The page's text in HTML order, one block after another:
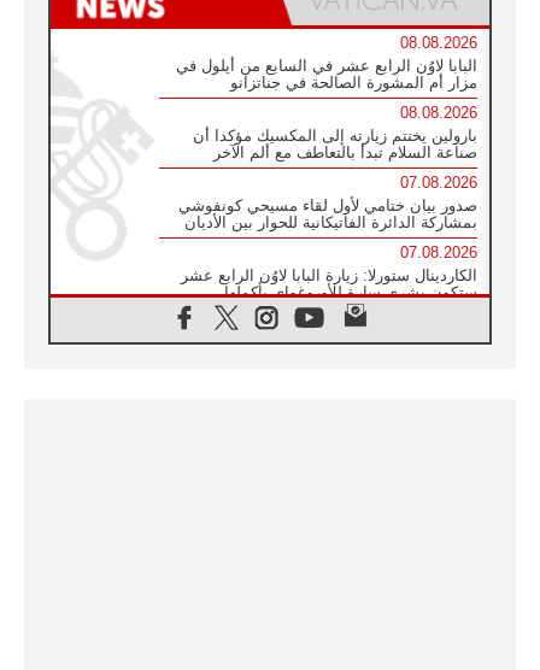
08.08.2026
البابا لاوُن الرابع عشر في السابع من أيلول في
مزار أم المشورة الصالحة في جناتزانو
08.08.2026
بارولين يختتم زيارته إلى المكسيك مؤكدا أن
صناعة السلام تبدأ بالتعاطف مع ألم الآخر
07.08.2026
صدور بيان ختامي لأول لقاء مسيحي كونفوشي
بمشاركة الدائرة الفاتيكانية للحوار بين الأديان
07.08.2026
الكاردينال ستورلا: زيارة البابا لاوُن الرابع عشر
ستكون بشرى سارة للأوروغواي بأكملها
الفاتيكان يعلن برنامج الزيارة الرسولية للبابا لاوُن